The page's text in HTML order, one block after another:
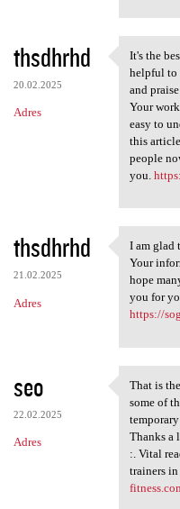
thsdhrhd
20.02.2025
Adres
It's the
It's the
helpful to
and
Your
easy to
this
people
you.
thsdhrhd
21.02.2025
Adres
I am
I am glad
Your
hope
you for
https://
seo
22.02.2025
Adres
That is
That is
some of
Thanks a
:. Vital
trainers